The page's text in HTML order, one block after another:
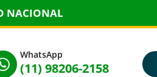
NACIONAL
WhatsApp
(11) 98206-2158